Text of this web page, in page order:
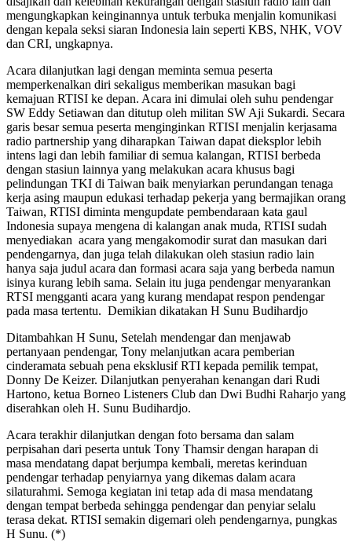
mengungkapkan keinginannya untuk terbuka menjalin komunikasi
dengan kepala seksi siaran Indonesia lain seperti KBS, NHK, VOV
dan CRI, ungkapnya.
Acara dilanjutkan lagi dengan meminta semua peserta
memperkenalkan diri sekaligus memberikan masukan bagi
kemajuan RTISI ke depan. Acara ini dimulai oleh suhu pendengar
SW Eddy Setiawan dan ditutup oleh militan SW Aji Sukardi. Secara
garis besar semua peserta menginginkan RTISI menjalin kerjasama
radio partnership yang diharapkan Taiwan dapat dieksplor lebih
intens lagi dan lebih familiar di semua kalangan, RTISI berbeda
dengan stasiun lainnya yang melakukan acara khusus bagi
pelindungan TKI di Taiwan baik menyiarkan perundangan tenaga
kerja asing maupun edukasi terhadap pekerja yang bermajikan orang
Taiwan, RTISI diminta mengupdate pembendaraan kata gaul
Indonesia supaya mengena di kalangan anak muda, RTISI sudah
menyediakan acara yang mengakomodir surat dan masukan dari
pendengarnya, dan juga telah dilakukan oleh stasiun radio lain
hanya saja judul acara dan formasi acara saja yang berbeda namun
isinya kurang lebih sama. Selain itu juga pendengar menyarankan
RTSI mengganti acara yang kurang mendapat respon pendengar
pada masa tertentu. Demikian dikatakan H Sunu Budihardjo
Ditambahkan H Sunu, Setelah mendengar dan menjawab
pertanyaan pendengar, Tony melanjutkan acara pemberian
cinderamata sebuah pena eksklusif RTI kepada pemilik tempat,
Donny De Keizer. Dilanjutkan penyerahan kenangan dari Rudi
Hartono, ketua Borneo Listeners Club dan Dwi Budhi Raharjo yang
diserahkan oleh H. Sunu Budihardjo.
Acara terakhir dilanjutkan dengan foto bersama dan salam
perpisahan dari peserta untuk Tony Thamsir dengan harapan di
masa mendatang dapat berjumpa kembali, meretas kerinduan
pendengar terhadap penyiarnya yang dikemas dalam acara
silaturahmi. Semoga kegiatan ini tetap ada di masa mendatang
dengan tempat berbeda sehingga pendengar dan penyiar selalu
terasa dekat. RTISI semakin digemari oleh pendengarnya, pungkas
H Sunu. (*)